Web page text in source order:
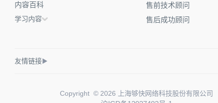
内容百科
学习内容
售前技术顾问
售后成功顾问
友情链接▶
Copyright © 2026 上海够快网络科技股份有限公司